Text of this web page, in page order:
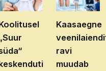
Kaasaegne
ravi
muudab